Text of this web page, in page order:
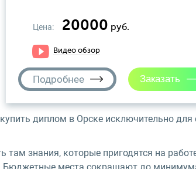
Цена: 20000 руб.
Видео обзор
Подробнее
диплом в Орске исключительно
там знания, которые пригодятся на